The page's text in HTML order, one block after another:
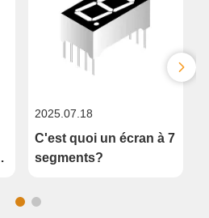
2025.07.18
C'est quoi un écran à 7
segments?